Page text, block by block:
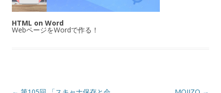
HTML on Word
WebページをWordで作る！